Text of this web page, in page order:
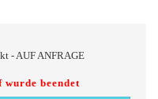
- AUF ANFRAGE
wurde beendet